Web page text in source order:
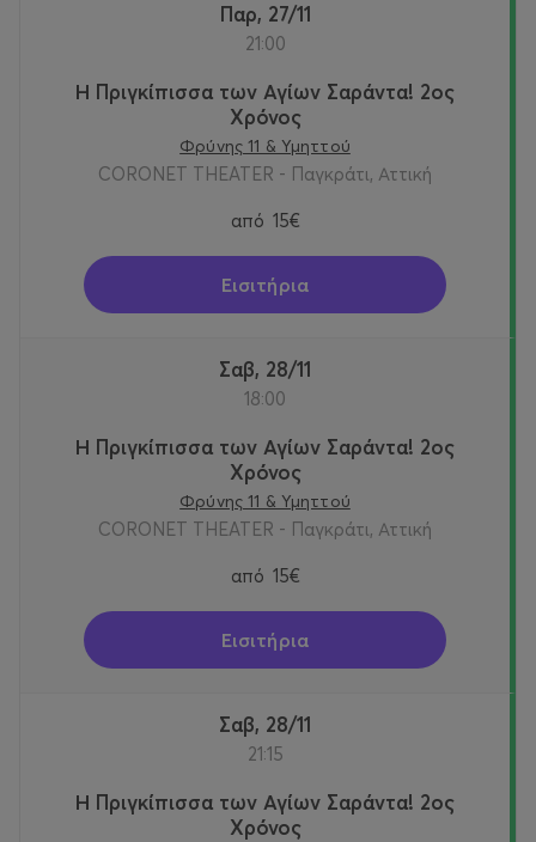
Παρ, 27/11
21:00
Η Πριγκίπισσα των Αγίων Σαράντα! 2oς
Χρόνος
Φρύνης 11 & Υμηττού
CORONET THEATER - Παγκράτι, Αττική
από 15€
Εισιτήρια
Σαβ, 28/11
18:00
Η Πριγκίπισσα των Αγίων Σαράντα! 2oς
Χρόνος
Φρύνης 11 & Υμηττού
CORONET THEATER - Παγκράτι, Αττική
από 15€
Εισιτήρια
Σαβ, 28/11
21:15
Η Πριγκίπισσα των Αγίων Σαράντα! 2oς
Χρόνος